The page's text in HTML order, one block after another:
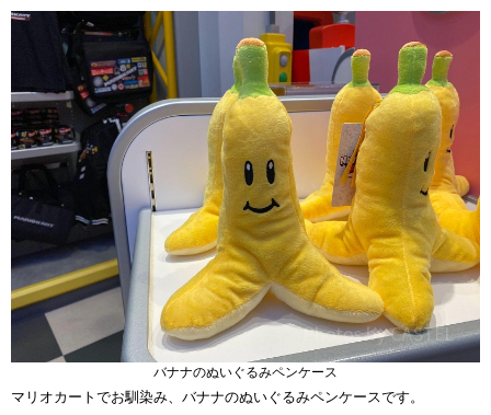
バナナのぬいぐるみペンケース
マリオカートでお馴染み、バナナのぬいぐるみペンケースです。